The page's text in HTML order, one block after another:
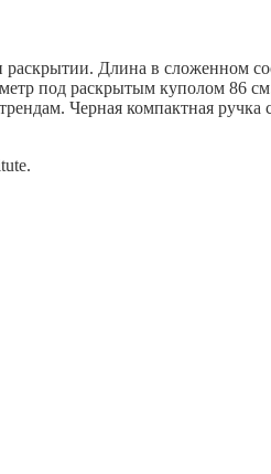
Длина в сложенном
под раскрытым куполом 86
Черная компактная ручка